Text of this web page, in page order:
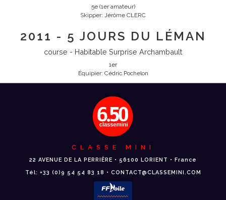
5e (1er amateur)
Skipper: Jérôme CLERC
2011 - 5 JOURS DU LÉMAN
course - Habitable Surprise Archambault
1er
Équipier: Cédric Pochelon
CLASSE MINI
22 AVENUE DE LA PERRIÈRE • 56100 LORIENT • France
Tél: +33 (0)9 54 54 83 18 • CONTACT@CLASSEMINI.COM